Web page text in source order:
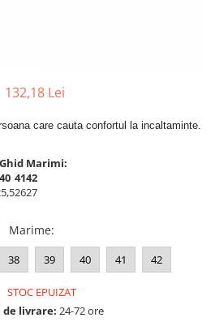
132,18 Lei
care cauta confortul la incaltaminte.
Ghid Marimi:
40 4142
2627
Marime:
38 39 40 41 42
STOC EPUIZAT
livrare: 24-72 ore